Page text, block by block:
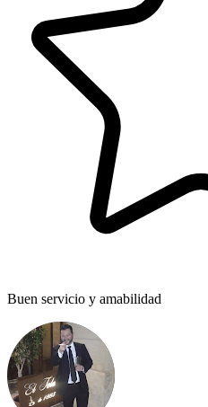
Buen servicio y amabilidad